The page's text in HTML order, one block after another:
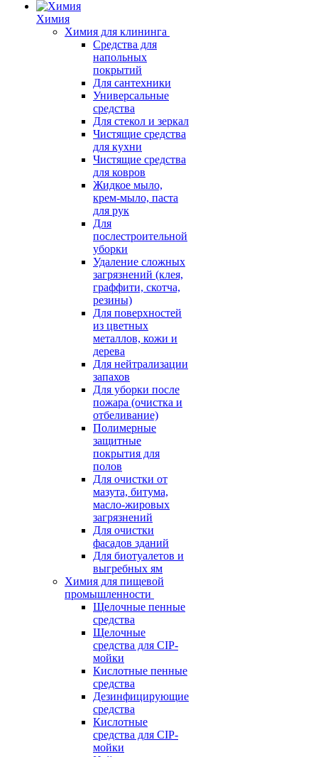
Химия
Химия для клининга
Средства для
напольных
покрытий
Для сантехники
Универсальные
средства
Для стекол и зеркал
Чистящие средства
для кухни
Чистящие средства
для ковров
Жидкое мыло,
крем-мыло, паста
для рук
Для
послестроительной
уборки
Удаление сложных
загрязнений (клея,
граффити, скотча,
резины)
Для поверхностей
из цветных
металлов, кожи и
дерева
Для нейтрализации
запахов
Для уборки после
пожара (очистка и
отбеливание)
Полимерные
защитные
покрытия для
полов
Для очистки от
мазута, битума,
масло-жировых
загрязнений
Для очистки
фасадов зданий
Для биотуалетов и
выгребных ям
Химия для пищевой
промышленности
Щелочные пенные
средства
Щелочные
средства для CIP-
мойки
Кислотные пенные
средства
Дезинфицирующие
средства
Кислотные
средства для CIP-
мойки